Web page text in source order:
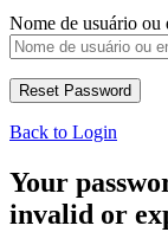
Nome de usuário ou
Back to Login
Your
invalid or